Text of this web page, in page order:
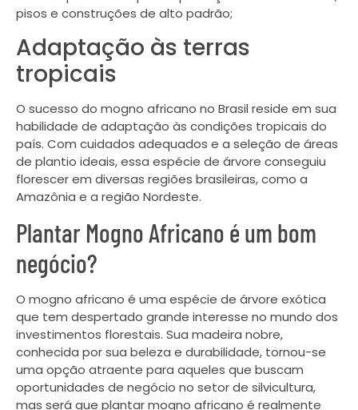
pisos e construções de alto padrão;
Adaptação às terras
tropicais
O sucesso do mogno africano no Brasil reside em sua
habilidade de adaptação às condições tropicais do
país. Com cuidados adequados e a seleção de áreas
de plantio ideais, essa espécie de árvore conseguiu
florescer em diversas regiões brasileiras, como a
Amazônia e a região Nordeste.
Plantar Mogno Africano é um bom
negócio?
O mogno africano é uma espécie de árvore exótica
que tem despertado grande interesse no mundo dos
investimentos florestais. Sua madeira nobre,
conhecida por sua beleza e durabilidade, tornou-se
uma opção atraente para aqueles que buscam
oportunidades de negócio no setor de silvicultura,
mas será que plantar mogno africano é realmente